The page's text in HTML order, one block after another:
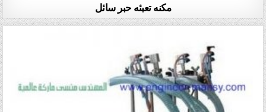
مكنه تعبئه حبر سائل